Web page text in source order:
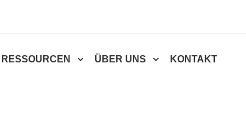
RESSOURCEN ÜBER UNS KONTAKT